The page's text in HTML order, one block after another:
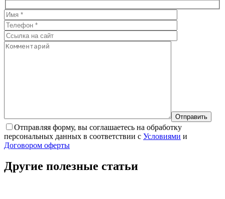
Отправляя форму, вы соглашаетесь на обработку
персональных данных в соответствии с Условиями и
Договором оферты
Другие полезные статьи